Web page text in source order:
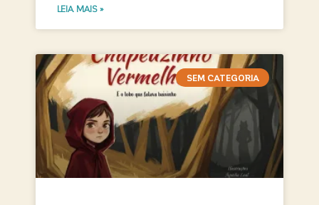
LEIA MAIS »
SEM CATEGORIA